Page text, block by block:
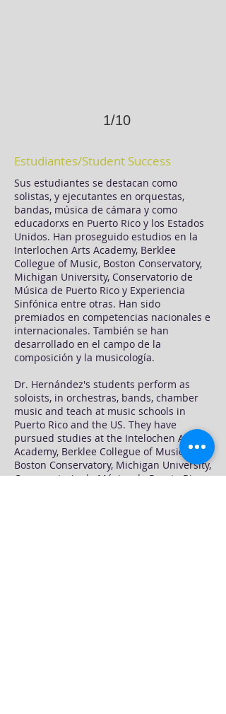
1/10
Estudiantes/Student Success
Sus estudiantes se destacan como
solistas, y ejecutantes en orquestas,
bandas, música de cámara y como
educadorxs en Puerto Rico y los Estados
Unidos. Han proseguido estudios en la
Interlochen Arts Academy, Berklee
Collegue of Music, Boston Conservatory,
Michigan University, Conservatorio de
Música de Puerto Rico y Experiencia
Sinfónica entre otras. Han sido
premiados en competencias nacionales e
internacionales. También se han
desarrollado en el campo de la
composición y la musicología.
Dr. Hernández's students perform as
soloists, in orchestras, bands, chamber
music and teach at music schools in
Puerto Rico and the US. They have
pursued studies at the Intelochen Arts
Academy, Berklee Collegue of Music,
Boston Conservatory, Michigan University,
Conservatorio de Música de Puerto Rico